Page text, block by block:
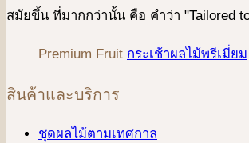
สมัยขึ้น ที่มากกว่านั้น คือ คําว่า "Tailored
Premium Fruit กระเช้าผลไม้พรีเมี่ยม
สินค้าและบริการ
ชุดผลไม้ตามเทศกาล